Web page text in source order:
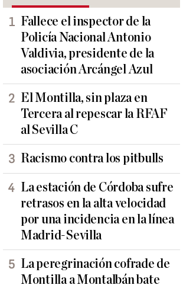
Fallece el inspector de la
Policía Nacional Antonio
Valdivia, presidente de la
asociación Arcángel Azul
El Montilla, sin plaza en
Tercera al repescar la RFAF
al Sevilla C
Racismo contra los pitbulls
La estación de Córdoba sufre
retrasos en la alta velocidad
por una incidencia en la línea
Madrid-Sevilla
La peregrinación cofrade de
Montilla a Montalbán bate